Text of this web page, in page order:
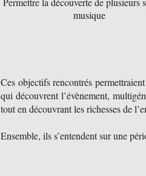
musique
Ces objectifs rencontrés
qui découvrent l’évènement,
tout en découvrant les richesses de
Ensemble, ils s’entendent sur une